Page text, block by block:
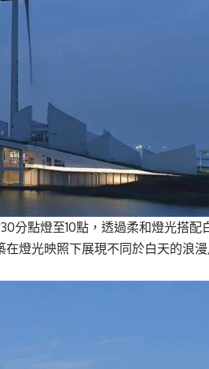
分點燈至10點，透過柔和燈光搭配
燈光映照下展現不同於白天的浪漫